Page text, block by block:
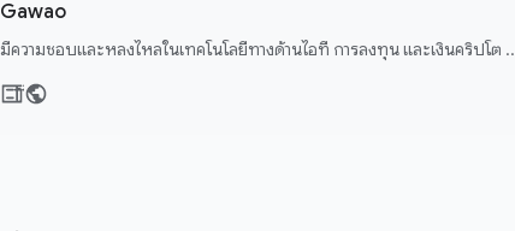
Gawao
มีความชอบและหลงไหลในเทคโนโลยีทางด้านไอที การลงทุน และเงินคริปโต ..